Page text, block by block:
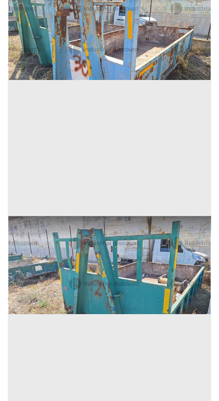
Inserito il: 19/11/2025
Trapani
(Trapani)
Annuncio scaduto
Prezzo
375 €
Codice annuncio:1741756740
28#9242 Cassone scarrabile da 3mc
Inserito il: 19/11/2025
Trapani (Trapani)
Annuncio scaduto
Prezzo
375 €
Codice annuncio:485849953